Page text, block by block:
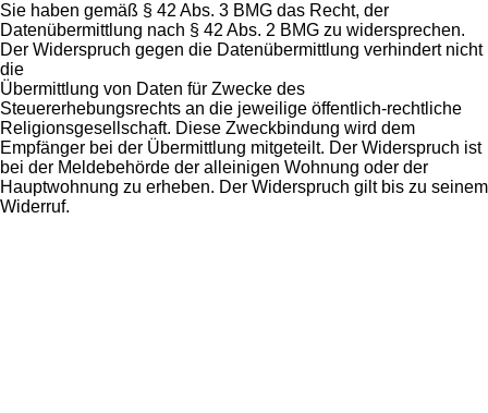
Sie haben gemäß § 42 Abs. 3 BMG das Recht, der
Datenübermittlung nach § 42 Abs. 2 BMG zu widersprechen.
Der Widerspruch gegen die Datenübermittlung verhindert nicht
die
Übermittlung von Daten für Zwecke des
Steuererhebungsrechts an die jeweilige öffentlich-rechtliche
Religionsgesellschaft. Diese Zweckbindung wird dem
Empfänger bei der Übermittlung mitgeteilt. Der Widerspruch ist
bei der Meldebehörde der alleinigen Wohnung oder der
Hauptwohnung zu erheben. Der Widerspruch gilt bis zu seinem
Widerruf.